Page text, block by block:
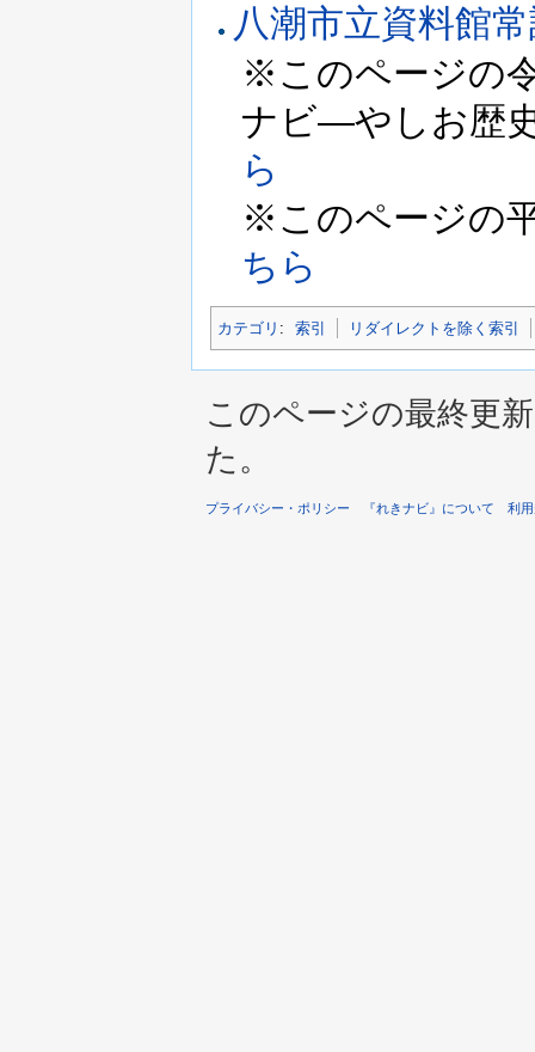
八潮市立資料館
※このページの
ナビ―やしお歴
ら
※このページの
ちら
カテゴリ : 索引 リダイレクトを除く索引
このページの最終更
た。
プライバシー・ポリシー 『れきナビ』について 利